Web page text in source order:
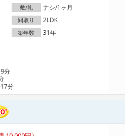
敷/礼 ナシ/1ヶ月
間取り 2LDK
築年数 31年
分
分